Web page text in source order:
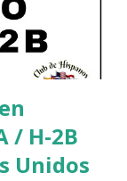
/ H-2B
Unidos